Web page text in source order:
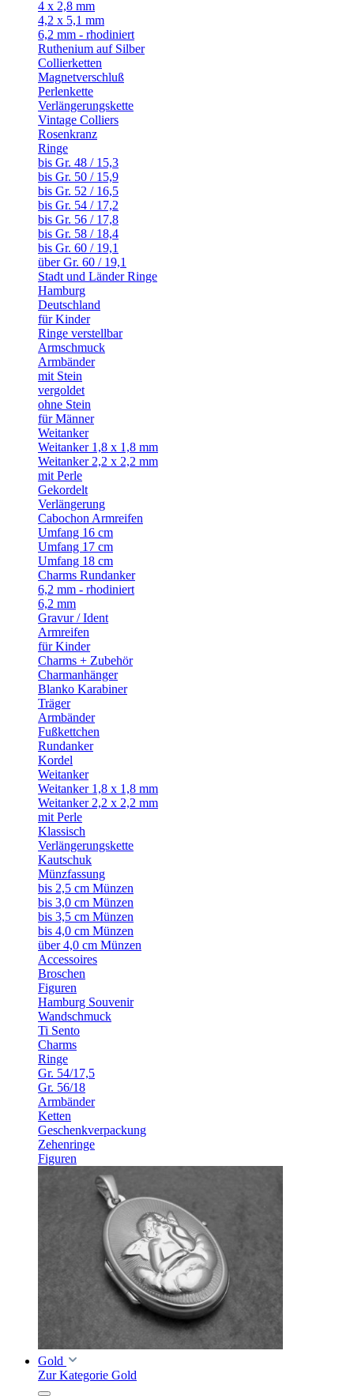
4 x 2,8 mm
4,2 x 5,1 mm
6,2 mm - rhodiniert
Ruthenium auf Silber
Collierketten
Magnetverschluß
Perlenkette
Verlängerungskette
Vintage Colliers
Rosenkranz
Ringe
bis Gr. 48 / 15,3
bis Gr. 50 / 15,9
bis Gr. 52 / 16,5
bis Gr. 54 / 17,2
bis Gr. 56 / 17,8
bis Gr. 58 / 18,4
bis Gr. 60 / 19,1
über Gr. 60 / 19,1
Stadt und Länder Ringe
Hamburg
Deutschland
für Kinder
Ringe verstellbar
Armschmuck
Armbänder
mit Stein
vergoldet
ohne Stein
für Männer
Weitanker
Weitanker 1,8 x 1,8 mm
Weitanker 2,2 x 2,2 mm
mit Perle
Gekordelt
Verlängerung
Cabochon Armreifen
Umfang 16 cm
Umfang 17 cm
Umfang 18 cm
Charms Rundanker
6,2 mm - rhodiniert
6,2 mm
Gravur / Ident
Armreifen
für Kinder
Charms + Zubehör
Charmanhänger
Blanko Karabiner
Träger
Armbänder
Fußkettchen
Rundanker
Kordel
Weitanker
Weitanker 1,8 x 1,8 mm
Weitanker 2,2 x 2,2 mm
mit Perle
Klassisch
Verlängerungskette
Kautschuk
Münzfassung
bis 2,5 cm Münzen
bis 3,0 cm Münzen
bis 3,5 cm Münzen
bis 4,0 cm Münzen
über 4,0 cm Münzen
Accessoires
Broschen
Figuren
Hamburg Souvenir
Wandschmuck
Ti Sento
Charms
Ringe
Gr. 54/17,5
Gr. 56/18
Armbänder
Ketten
Geschenkverpackung
Zehenringe
Figuren
Gold
Zur Kategorie Gold